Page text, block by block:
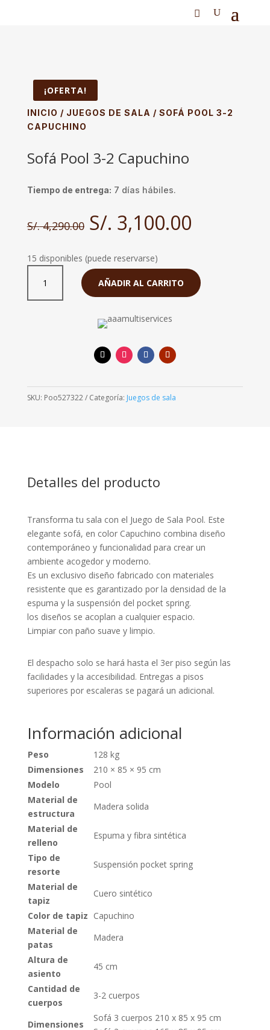
¡OFERTA!
INICIO / JUEGOS DE SALA / SOFÁ POOL 3-2
CAPUCHINO
Sofá Pool 3-2 Capuchino
Tiempo de entrega: 7 días hábiles.
S/.4,290.00 El
precio
original
era:
S/. 4,290.00.
S/. 3,100.00El
precio
es:
S/.
15 disponibles (puede reservarse)
Pool
3-
AÑADIR AL CARRITO
SKU: Poo527322 Categoría: Juegos de sala
Detalles del producto
Transforma tu sala con el Juego de Sala Pool. Este
elegante sofá, en color Capuchino combina diseño
contemporáneo y funcionalidad para crear un
ambiente acogedor y moderno.
Es un exclusivo diseño fabricado con materiales
resistente que es garantizado por la densidad de la
espuma y la suspensión del pocket spring.
los diseños se acoplan a cualquier espacio.
Limpiar con paño suave y limpio.
El despacho solo se hará hasta el 3er piso según las
facilidades y la accesibilidad. Entregas a pisos
superiores por escaleras se pagará un adicional.
Información adicional
Peso
128 kg
Dimensiones
210 × 85 × 95 cm
Modelo
Pool
Material de
estructura
Madera solida
Material de
relleno
Espuma y fibra sintética
Tipo de
resorte
Suspensión pocket spring
Material de
tapiz
Cuero sintético
Color de tapiz Capuchino
Material de
patas
Madera
Altura de
asiento
45 cm
Cantidad de
cuerpos
3-2 cuerpos
Dimensiones
Sofá 3 cuerpos 210 x 85 x 95 cm